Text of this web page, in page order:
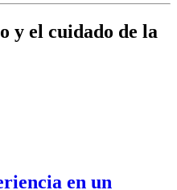
y el cuidado de la
en un